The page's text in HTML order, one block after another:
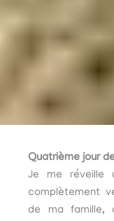
Quatrième jour
Je me réveille
complètement
de ma